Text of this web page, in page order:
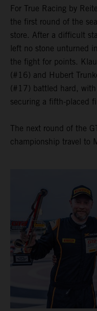
For True Racing by
the first round of the
store. After a difficult
left no stone unturned
the fight for points.
(#16) and Hubert
(#17) battled hard,
securing a fifth-placed
The next round of the
championship travel to